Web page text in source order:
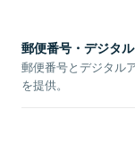
郵便番号・デジタ
郵便番号とデジタル
を提供。